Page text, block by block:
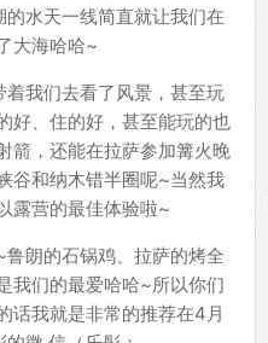
水天一线简直就让我们在
大海哈哈~
我们去看了风景，甚至玩
好、住的好，甚至能玩的也
箭，还能在拉萨参加篝火晚
谷和纳木错半圈呢~当然我
露营的最佳体验啦~
朗的石锅鸡、拉萨的烤全
我们的最爱哈哈~所以你们
话我就是非常的推荐在4月